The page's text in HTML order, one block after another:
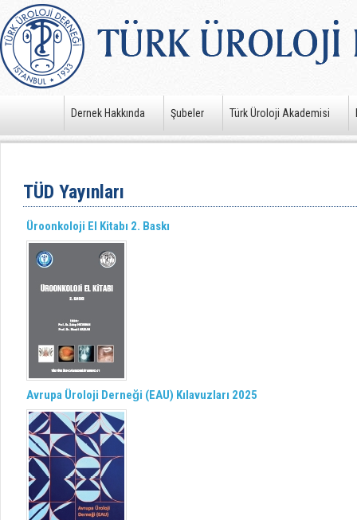
Dernek Hakkında Şubeler Türk Üroloji Akademisi
TÜD Yayınları
Üroonkoloji El Kitabı 2. Baskı
Avrupa Üroloji Derneği (EAU) Kılavuzları 2025